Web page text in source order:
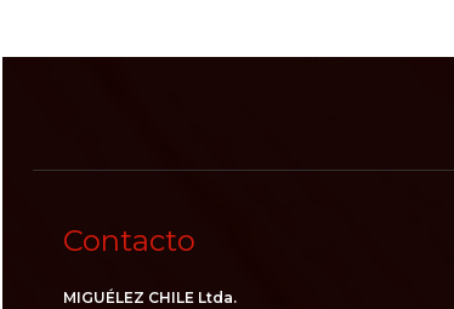
Contacto
MIGUÉLEZ CHILE Ltda.